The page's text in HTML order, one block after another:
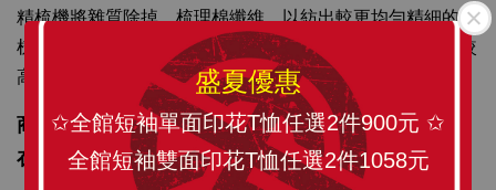
盛夏優惠
✩全館短袖單面印花T恤任選2件900元 ✩
全館短袖雙面印花T恤任選2件1058元
加入購物車
精梳機將雜質除掉，梳理棉纖維，以紡出較更均勻精細的精
梳棉紗。精梳棉紗製成的衣服在質感、耐洗與耐用度都有較
高的品質水準，經多次洗滌不易起毛球，不易掉棉絮。
商品描述：訂製化圖像精心印刷，將 SLANT TEE穿
在身上更顯個人風格與時尚感。